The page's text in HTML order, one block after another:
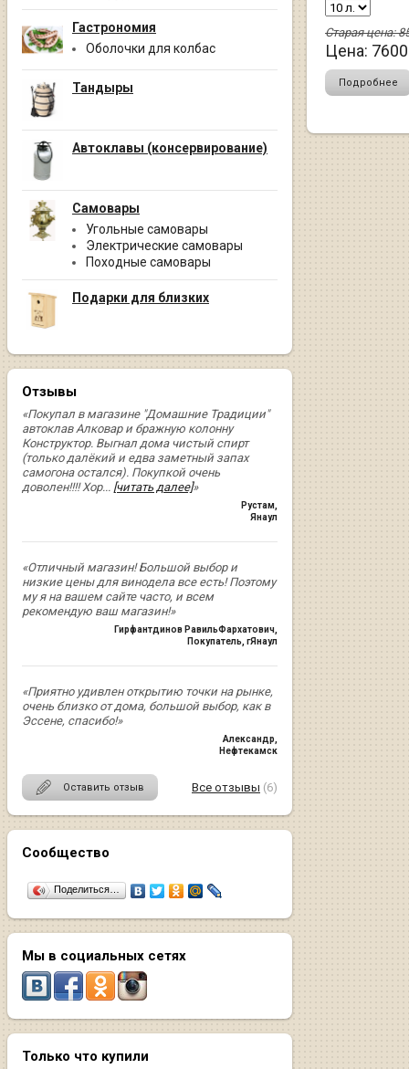
Гастрономия
Оболочки для колбас
Тандыры
Автоклавы (консервирование)
Самовары
Угольные самовары
Электрические самовары
Походные самовары
Подарки для близких
Отзывы
«Покупал в магазине "Домашние Традиции"
автоклав Алковар и бражную колонну
Конструктор. Выгнал дома чистый спирт
(только далёкий и едва заметный запах
самогона остался). Покупкой очень
доволен!!!! Хор... [читать далее]»
Рустам
Янаул
«Отличный магазин! Большой выбор и
низкие цены для винодела все есть! Поэтому
му я на вашем сайте часто, и всем
рекомендую ваш магазин!»
Гирфантдинов РавильФархатович
Покупатель, гЯнаул
«Приятно удивлен открытию точки на рынке,
очень близко от дома, большой выбор, как в
Эссене, спасибо!»
Александр
Нефтекамск
Оставить отзыв Все отзывы (6)
Сообщество
Поделиться…
Мы в социальных сетях
Только что купили
Старая цена:
Цена: 7600
Подробнее